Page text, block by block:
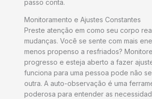
passo conta.
Monitoramento e Ajustes Constantes
Preste atenção em como seu corpo
mudanças. Você se sente com mais
menos propenso a resfriados?
progresso e esteja aberto a fazer
funciona para uma pessoa pode não
outra. A auto-observação é uma
poderosa para entender as